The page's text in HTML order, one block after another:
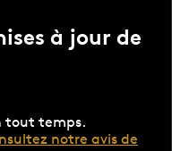
à jour de
tout temps.
notre avis de